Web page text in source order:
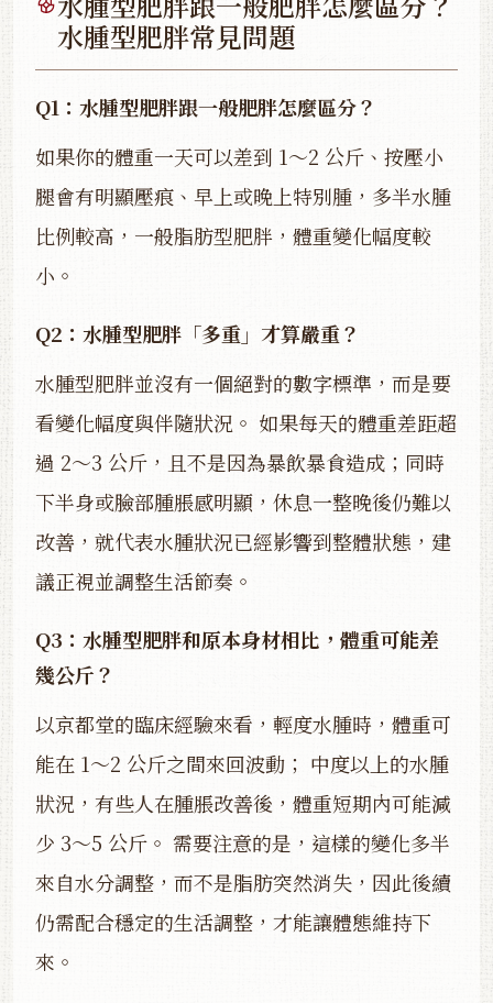
水腫型肥胖常見問題
Q1：水腫型肥胖跟一般肥胖怎麼區分？
如果你的體重一天可以差到 1～2 公斤、按壓小
腿會有明顯壓痕、早上或晚上特別腫，多半水腫
比例較高，一般脂肪型肥胖，體重變化幅度較
小。
Q2：水腫型肥胖「多重」才算嚴重？
水腫型肥胖並沒有一個絕對的數字標準，而是要
看變化幅度與伴隨狀況。 如果每天的體重差距超
過 2～3 公斤，且不是因為暴飲暴食造成；同時
下半身或臉部腫脹感明顯，休息一整晚後仍難以
改善，就代表水腫狀況已經影響到整體狀態，建
議正視並調整生活節奏。
Q3：水腫型肥胖和原本身材相比，體重可能差
幾公斤？
以京都堂的臨床經驗來看，輕度水腫時，體重可
能在 1～2 公斤之間來回波動； 中度以上的水腫
狀況，有些人在腫脹改善後，體重短期內可能減
少 3～5 公斤。 需要注意的是，這樣的變化多半
來自水分調整，而不是脂肪突然消失，因此後續
仍需配合穩定的生活調整，才能讓體態維持下
來。